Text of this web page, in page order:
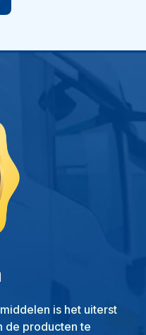
is het uiterst
de producten te